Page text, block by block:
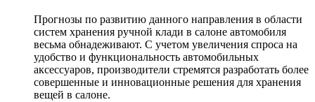
Прогнозы по развитию данного направления в области
систем хранения ручной клади в салоне автомобиля
весьма обнадеживают. С учетом увеличения спроса на
удобство и функциональность автомобильных
аксессуаров, производители стремятся разработать более
совершенные и инновационные решения для хранения
вещей в салоне.